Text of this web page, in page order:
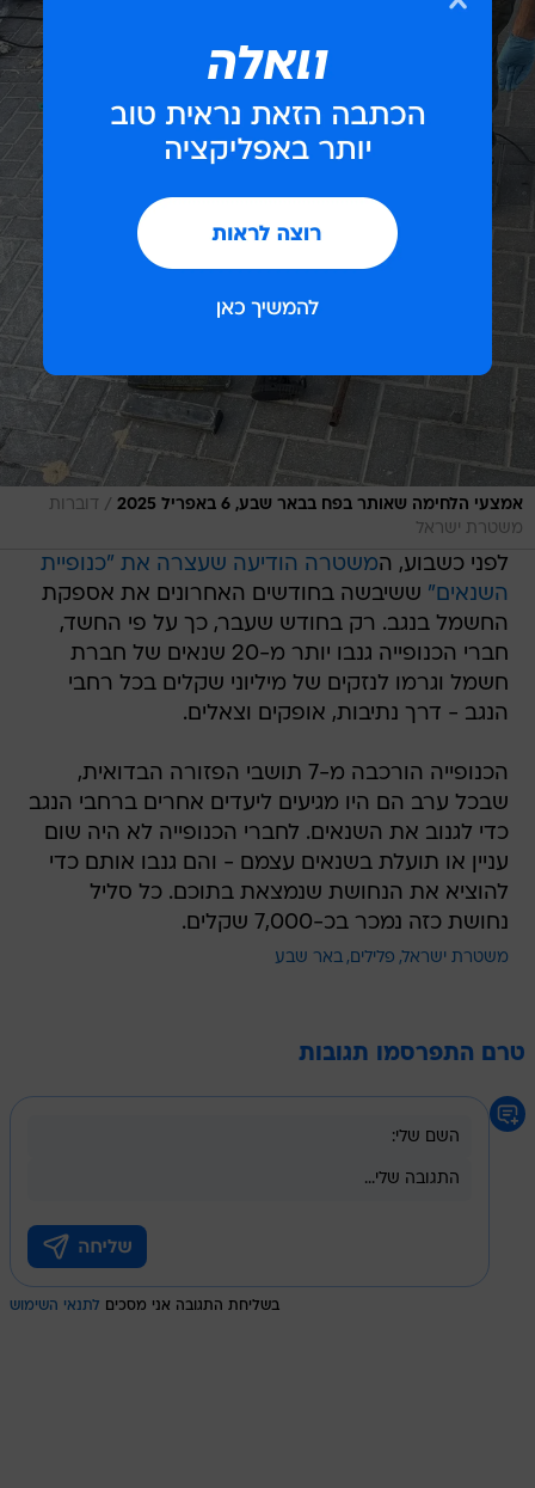
אמצעי הלחימה שאותר בפח בבאר שבע, 6 באפריל 2025 /
דוברות
משטרת ישראל
לפני כשבוע, המשטרה הודיעה שעצרה את "כנופיית
השנאים" ששיבשה בחודשים האחרונים את אספקת
החשמל בנגב. רק בחודש שעבר, כך על פי החשד,
חברי הכנופייה גנבו יותר מ-20 שנאים של חברת
חשמל וגרמו לנזקים של מיליוני שקלים בכל רחבי
הנגב - דרך נתיבות, אופקים וצאלים.
הכנופייה הורכבה מ-7 תושבי הפזורה הבדואית,
שבכל ערב הם היו מגיעים ליעדים אחרים ברחבי הנגב
כדי לגנוב את השנאים. לחברי הכנופייה לא היה שום
עניין או תועלת בשנאים עצמם - והם גנבו אותם כדי
להוציא את הנחושת שנמצאת בתוכם. כל סליל
נחושת כזה נמכר בכ-7,000 שקלים.
משטרת ישראל פלילים באר שבע
טרם התפרסמו תגובות
בשליחת התגובה אני מסכים לתנאי השימוש